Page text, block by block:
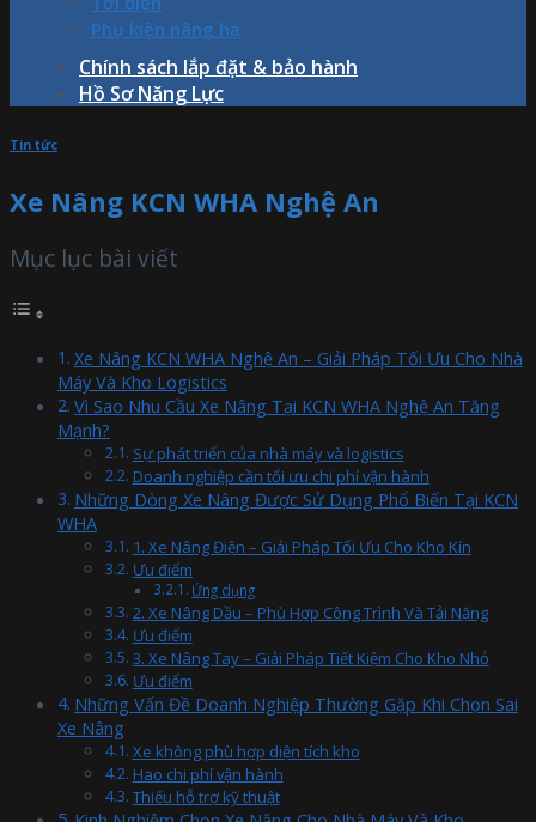
Phụ kiện nâng hạ
Chính sách lắp đặt & bảo hành
Hồ Sơ Năng Lực
Tin tức
Xe Nâng KCN WHA Nghệ An
Mục lục bài viết
Xe Nâng KCN WHA Nghệ An – Giải Pháp Tối Ưu Cho Nhà
Máy Và Kho Logistics
Vì Sao Nhu Cầu Xe Nâng Tại KCN WHA Nghệ An Tăng
Mạnh?
Sự phát triển của nhà máy và logistics
Doanh nghiệp cần tối ưu chi phí vận hành
Những Dòng Xe Nâng Được Sử Dụng Phổ Biến Tại KCN
WHA
1. Xe Nâng Điện – Giải Pháp Tối Ưu Cho Kho Kín
Ưu điểm
Ứng dụng
2. Xe Nâng Dầu – Phù Hợp Công Trình Và Tải Nặng
Ưu điểm
3. Xe Nâng Tay – Giải Pháp Tiết Kiệm Cho Kho Nhỏ
Ưu điểm
Những Vấn Đề Doanh Nghiệp Thường Gặp Khi Chọn Sai
Xe Nâng
Xe không phù hợp diện tích kho
Hao chi phí vận hành
Thiếu hỗ trợ kỹ thuật